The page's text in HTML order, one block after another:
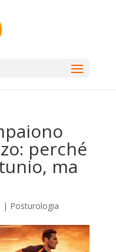
perché
ma
| Posturologia